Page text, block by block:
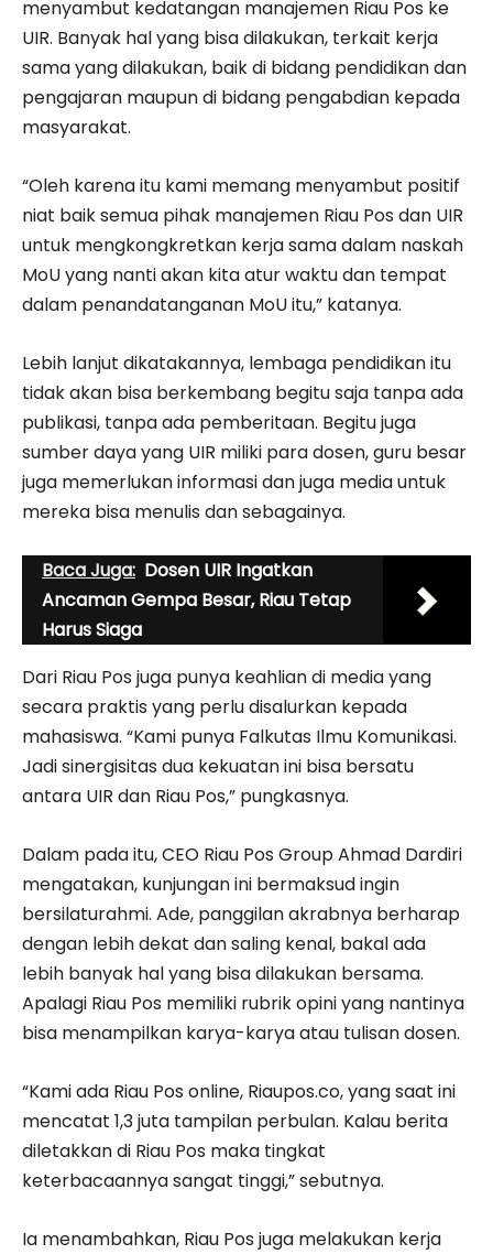
menyambut kedatangan manajemen Riau Pos ke
UIR. Banyak hal yang bisa dilakukan, terkait kerja
sama yang dilakukan, baik di bidang pendidikan dan
pengajaran maupun di bidang pengabdian kepada
masyarakat.
“Oleh karena itu kami memang menyambut positif
niat baik semua pihak manajemen Riau Pos dan UIR
untuk mengkongkretkan kerja sama dalam naskah
MoU yang nanti akan kita atur waktu dan tempat
dalam penandatanganan MoU itu,” katanya.
Lebih lanjut dikatakannya, lembaga pendidikan itu
tidak akan bisa berkembang begitu saja tanpa ada
publikasi, tanpa ada pemberitaan. Begitu juga
sumber daya yang UIR miliki para dosen, guru besar
juga memerlukan informasi dan juga media untuk
mereka bisa menulis dan sebagainya.
Baca Juga: Dosen UIR Ingatkan
Ancaman Gempa Besar, Riau Tetap
Harus Siaga
Dari Riau Pos juga punya keahlian di media yang
secara praktis yang perlu disalurkan kepada
mahasiswa. “Kami punya Falkutas Ilmu Komunikasi.
Jadi sinergisitas dua kekuatan ini bisa bersatu
antara UIR dan Riau Pos,” pungkasnya.
Dalam pada itu, CEO Riau Pos Group Ahmad Dardiri
mengatakan, kunjungan ini bermaksud ingin
bersilaturahmi. Ade, panggilan akrabnya berharap
dengan lebih dekat dan saling kenal, bakal ada
lebih banyak hal yang bisa dilakukan bersama.
Apalagi Riau Pos memiliki rubrik opini yang nantinya
bisa menampilkan karya-karya atau tulisan dosen.
“Kami ada Riau Pos online, Riaupos.co, yang saat ini
mencatat 1,3 juta tampilan perbulan. Kalau berita
diletakkan di Riau Pos maka tingkat
keterbacaannya sangat tinggi,” sebutnya.
Ia menambahkan, Riau Pos juga melakukan kerja